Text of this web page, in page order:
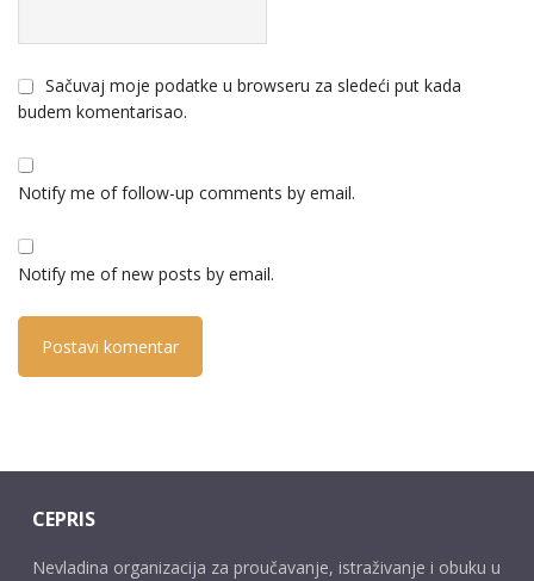
Sačuvaj moje podatke u browseru za sledeći put kada
budem komentarisao.
Notify me of follow-up comments by email.
Notify me of new posts by email.
CEPRIS
Nevladina organizacija za proučavanje, istraživanje i obuku u